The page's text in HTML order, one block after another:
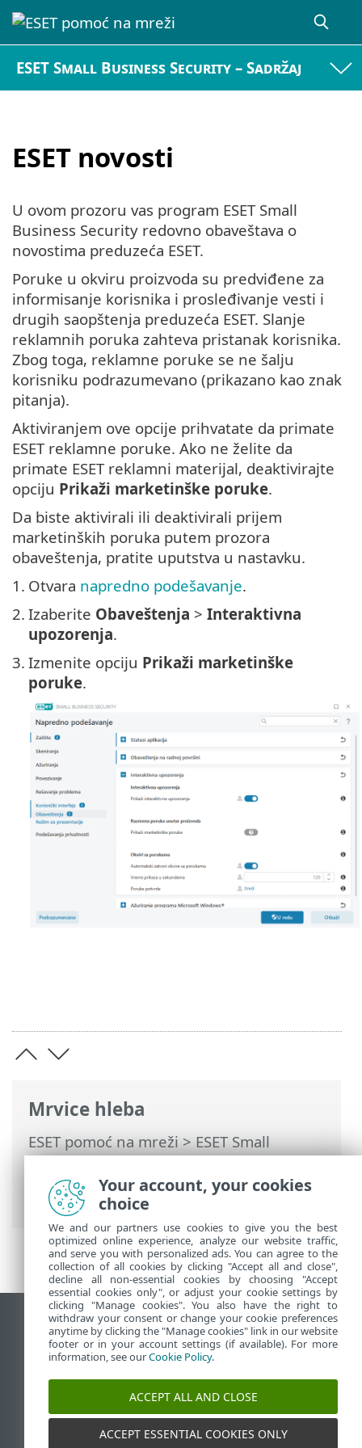
ESET Small Business Security – Sadržaj
ESET novosti
Mrvice hleba
ESET pomoć na mreži>ESET Small
Business Security>Korišćenje programa
ESET Small Business Security> Pomoć i
podrška > ESET novosti
U ovom prozoru vas program ESET Small
Business Security redovno obaveštava o
novostima preduzeća ESET.
Poruke u okviru proizvoda su predviđene za
informisanje korisnika i prosleđivanje vesti i
drugih saopštenja preduzeća ESET. Slanje
reklamnih poruka zahteva pristanak korisnika.
Zbog toga, reklamne poruke se ne šalju
korisniku podrazumevano (prikazano kao znak
pitanja).
Aktiviranjem ove opcije prihvatate da primate
ESET reklamne poruke. Ako ne želite da
primate ESET reklamni materijal, deaktivirajte
opciju Prikaži marketinške poruke.
Da biste aktivirali ili deaktivirali prijem
marketinških poruka putem prozora
obaveštenja, pratite uputstva u nastavku.
1. Otvara napredno podešavanje.
2. Izaberite Obaveštenja > Interaktivna
upozorenja.
3. Izmenite opciju Prikaži marketinške
poruke.
Prikaži lokaciju za računare
End of Life
ESET Forum
ESET baza znanja
ESET Status Portal
Regionalna podrška
Your account, your cookies
choice
We and our partners use cookies to give you the best
optimized online experience, analyze our website traffic,
and serve you with personalized ads. You can agree to the
collection of all cookies by clicking "Accept all and close",
decline all non-essential cookies by choosing "Accept
essential cookies only", or adjust your cookie settings by
clicking "Manage cookies". You also have the right to
withdraw your consent or change your cookie preferences
anytime by clicking the "Manage cookies" link in our website
footer or in your account settings (if available). For more
information, see ourCookie Policy.
ACCEPT ALL AND CLOSE
ACCEPT ESSENTIAL COOKIES ONLY